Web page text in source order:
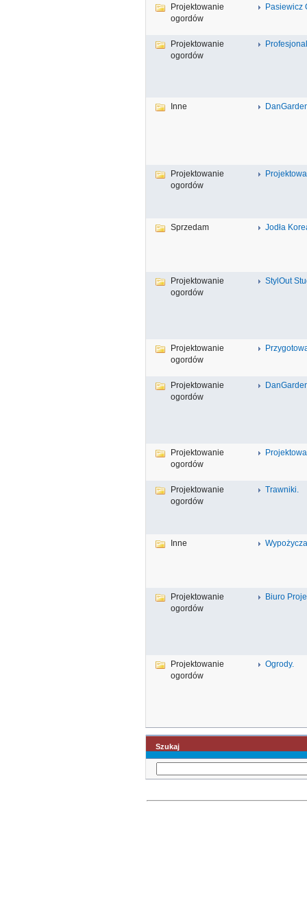
Projektowanie
ogordów
Pasiewicz
Projektowanie
ogordów
Inne
Projektowanie
ogordów
Sprzedam Jodła
Projektowanie
ogordów
StylOut
Projektowanie
ogordów
Projektowanie
ogordów
Projektowanie
ogordów
Projektowanie
ogordów
Trawniki.
Inne
Projektowanie
ogordów
Biuro
Projektowanie
ogordów
Ogrody.
Szukaj